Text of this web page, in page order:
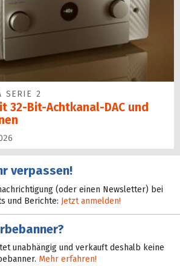
SERIE 2
32-Bit-Acht­kanal-DAC und
verpassen!
(oder einen Newsletter) bei
und Berichte: Jetzt anmelden!
unabhängig und verkauft deshalb keine
Mehr erfahren!